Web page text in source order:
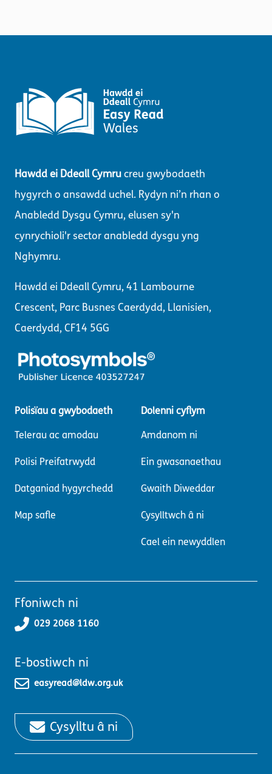
Hawdd ei Ddeall Cymrucreu gwybodaeth
hygyrch o ansawdd uchel. Rydyn ni’n rhan o
Anabledd Dysgu Cymru, elusen sy'n
cynrychioli'r sector anabledd dysgu yng
Nghymru.
Hawdd ei Ddeall Cymru, 41 Lambourne
Crescent, Parc Busnes Caerdydd, Llanisien,
Caerdydd, CF14 5GG
Polisïau a gwybodaeth
Telerau ac amodau
Polisi Preifatrwydd
Datganiad hygyrchedd
Map safle
Dolenni cyflym
Amdanom ni
Ein gwasanaethau
Gwaith Diweddar
Cysylltwch â ni
Cael ein newyddlen
Ffoniwch ni
029 2068 1160
E-bostiwch ni
easyread@ldw.org.uk
Cysylltu â ni